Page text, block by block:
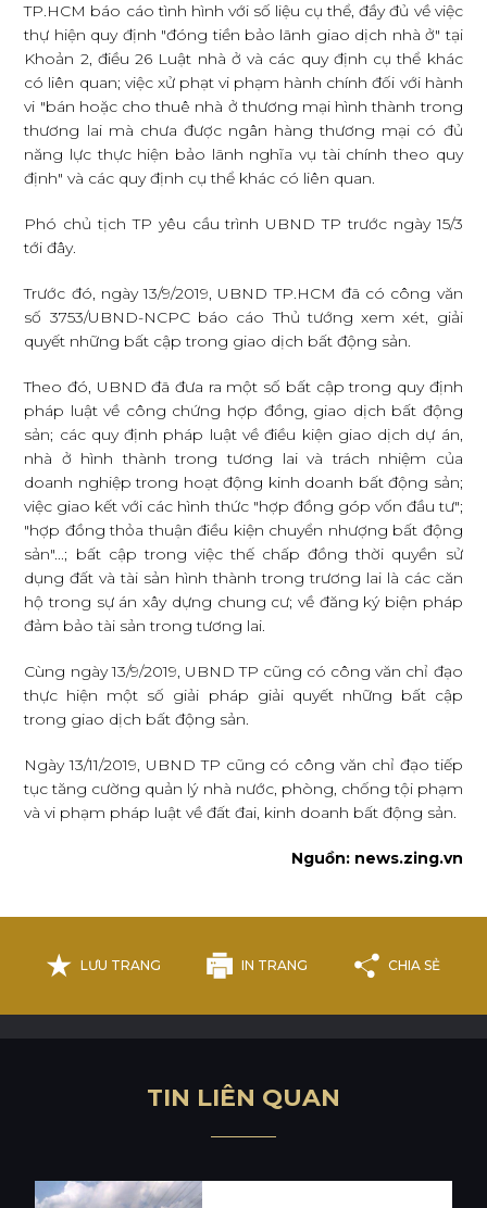
TP.HCM báo cáo tình hình với số liệu cụ thể, đầy đủ về việc
thự hiện quy định "đóng tiền bảo lãnh giao dịch nhà ở" tại
Khoản 2, điều 26 Luật nhà ở và các quy định cụ thể khác
có liên quan; việc xử phạt vi phạm hành chính đối với hành
vi "bán hoặc cho thuê nhà ở thương mại hình thành trong
thương lai mà chưa được ngân hàng thương mại có đủ
năng lực thực hiện bảo lãnh nghĩa vụ tài chính theo quy
định" và các quy định cụ thể khác có liên quan.
Phó chủ tịch TP yêu cầu trình UBND TP trước ngày 15/3
tới đây.
Trước đó, ngày 13/9/2019, UBND TP.HCM đã có công văn
số 3753/UBND-NCPC báo cáo Thủ tướng xem xét, giải
quyết những bất cập trong giao dịch bất động sản.
Theo đó, UBND đã đưa ra một số bất cập trong quy định
pháp luật về công chứng hợp đồng, giao dịch bất động
sản; các quy định pháp luật về điều kiện giao dịch dự án,
nhà ở hình thành trong tương lai và trách nhiệm của
doanh nghiệp trong hoạt động kinh doanh bất động sản;
việc giao kết với các hình thức "hợp đồng góp vốn đầu tư";
"hợp đồng thỏa thuận điều kiện chuyển nhượng bất động
sản"...; bất cập trong việc thế chấp đồng thời quyền sử
dụng đất và tài sản hình thành trong trương lai là các căn
hộ trong sự án xây dựng chung cư; về đăng ký biện pháp
đảm bảo tài sản trong tương lai.
Cùng ngày 13/9/2019, UBND TP cũng có công văn chỉ đạo
thực hiện một số giải pháp giải quyết những bất cập
trong giao dịch bất động sản.
Ngày 13/11/2019, UBND TP cũng có công văn chỉ đạo tiếp
tục tăng cường quản lý nhà nước, phòng, chống tội phạm
và vi phạm pháp luật về đất đai, kinh doanh bất động sản.
Nguồn: news.zing.vn
LƯU TRANG IN TRANG CHIA SẺ
TIN LIÊN QUAN